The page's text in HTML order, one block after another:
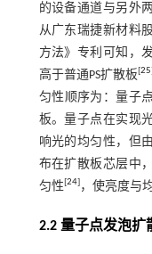
的设备通道与另外
从广东瑞捷新材料
方法》专利可知，
高于普通PS扩散板 25
匀性顺序为：量子
板。量子点在实现
响光的均匀性，但
布在扩散板芯层中
匀性 24] ，使亮度与
2.2 量子点发泡扩